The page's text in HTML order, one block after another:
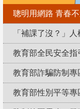
聰明用網路 青春
「補課了沒？」
教育部全民安全指
教育部詐騙防制專
教育部性別平等專